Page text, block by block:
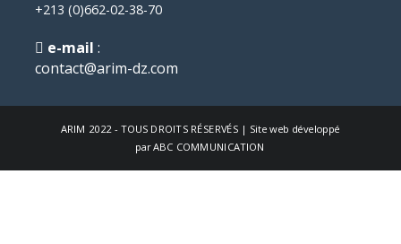
+213 (0)662-02-38-70
e-mail:
contact@arim-dz.com
ARIM 2022 - TOUS DROITS RÉSERVÉS | Site web développé
par ABC COMMUNICATION